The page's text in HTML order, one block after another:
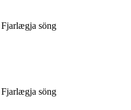
söng
söng